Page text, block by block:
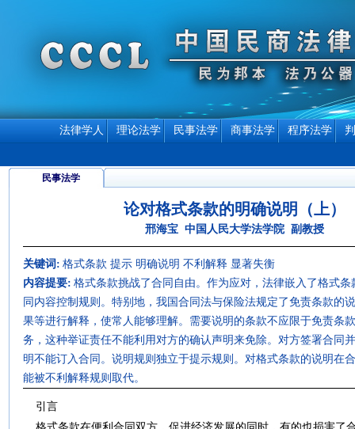
法律学人 理论法学 民事法学 商事法学 程序法学
民事法学
论对格式条款的明确说明（上）
邢海宝 中国人民大学法学院 副教授
关键词: 格式条款 提示 明确说明 不利解释 显著失衡
内容提要: 格式条款挑战了合同自由。作为应对，法律嵌入了格式
同内容控制规则。特别地，我国合同法与保险法规定了免责条款的
果等进行解释，使常人能够理解。需要说明的条款不应限于免责条
务，这种举证责任不能利用对方的确认声明来免除。对方签署合同
明不能订入合同。说明规则独立于提示规则。对格式条款的说明在
能被不利解释规则取代。
引言